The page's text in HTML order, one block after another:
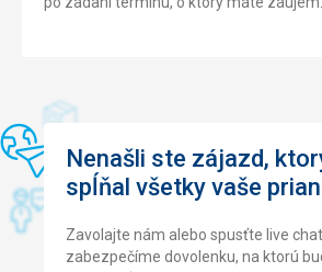
Nenašli ste zájazd,
spĺňal všetky vaše
Zavolajte nám alebo spusťte live
zabezpečíme dovolenku, na ktorú